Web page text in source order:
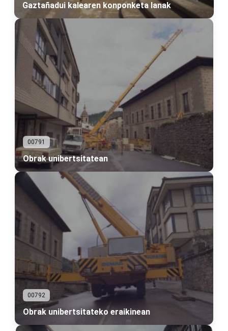
Gaztañadui kalearen konponketa lanak
00791
Obrak unibertsitatean
00792
Obrak unibertsitateko eraikinean